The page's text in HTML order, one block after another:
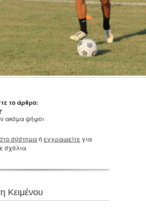
το άρθρο:
ακόμα ψήφοι
σύστημαή εγγραφείτε για
σχόλια
Κειμένου